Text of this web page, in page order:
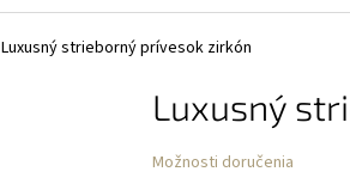
Luxusný strieborný prívesok zirkón
Luxusný
Možnosti doručenia